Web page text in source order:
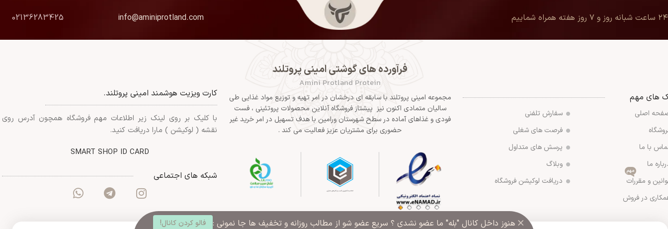
۲۴ ساعت شبانه روز و ۷ روز هفته همراه شماییم info@aminiprotland.com
02136283425
های مهم
اصلی
با ما
ما
و مقررات
مهم
در فروش
سفارش تلفنی
فرصت های شغلی
پرسش های متداول
وبلاگ
دریافت لوکیشن فروشگاه
فرآورده های گوشتی امینی پروتلند
Amini Protland Protein
مجموعه امینی پروتلند با سابقه ای درخشان در امر تهیه و توزیع مواد غذایی طی
سالیان متمادی اکنون نیز پیشتاز فروشگاه آنلاین محصولات پروتئینی ، فست
فودی و غذاهای آماده در سطح شهرستان ورامین با هدف تسهیل در امر خرید غیر
حضوری برای مشتریان عزیز فعالیت می کند .
کارت ویزیت هوشمند امینی پروتلند.
با کلیک بر روی لینک زیر اطلاعات مهم فروشگاه همچون آدرس روی
نقشه ( لوکیشن ) مارا دریافت کنید.
SMART SHOP ID CARD
شبکه های اجتماعی
هنوز داخل کانال "بله" ما عضو نشدی ؟ سریع عضو شو از مطالب روزانه و تخفیف ها جا نمونی : فالو کردن کانال! ×